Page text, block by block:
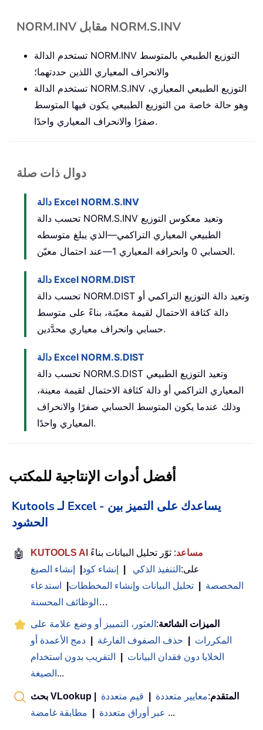
NORM.INV مقابل NORM.S.INV
تستخدم الدالة NORM.INV التوزيع الطبيعي بالمتوسط
والانحراف المعياري اللذين حددتهما؛
تستخدم الدالة NORM.S.INV التوزيع الطبيعي المعياري،
وهو حالة خاصة من التوزيع الطبيعي يكون فيها المتوسط
صفرًا والانحراف المعياري واحدًا.
دوال ذات صلة
دالة Excel NORM.S.INV
تحسب دالة NORM.S.INV وتعيد معكوس التوزيع
الطبيعي المعياري التراكمي—الذي يبلغ متوسطه
الحسابي 0 وانحرافه المعياري 1—عند احتمال معيّن.
دالة Excel NORM.DIST
تحسب دالة NORM.DIST وتعيد دالة التوزيع التراكمي أو
دالة كثافة الاحتمال لقيمة معيّنة، بناءً على متوسط
حسابي وانحراف معياري محدَّدين.
دالة Excel NORM.S.DIST
تحسب دالة NORM.S.DIST وتعيد التوزيع الطبيعي
المعياري التراكمي أو دالة كثافة الاحتمال لقيمة معينة،
وذلك عندما يكون المتوسط الحسابي صفرًا والانحراف
المعياري واحدًا.
أفضل أدوات الإنتاجية للمكتب
Kutools لـ Excel - يساعدك على التميز بين
الحشود
🤖 KUTOOLS AI مساعد: ثوّر تحليل البيانات بناءً
على: التنفيذ الذكي إنشاء كود
إنشاء الصيغ
المخصصة
تحليل البيانات وإنشاء المخططات
استدعاء
الوظائف المحسنة …
الميزات الشائعة: العثور، التمييز أو وضع علامة على
المكررات
حذف الصفوف الفارغة
دمج الأعمدة أو
الخلايا دون فقدان البيانات
التقريب بدون استخدام
الصيغة ...
بحث VLookup المتقدم:معايير متعددة قيم متعددة
عبر أوراق متعددة
مطابقة غامضة ...